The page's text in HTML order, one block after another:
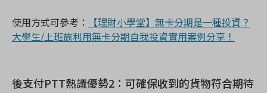
使用方式可參考：
【理財小學堂】無卡分期是一種投資？
大學生/上班族利用無卡分期自我投資實用案例分享！
後支付PTT熱議優勢2 ：可確保收到的貨物符合期待